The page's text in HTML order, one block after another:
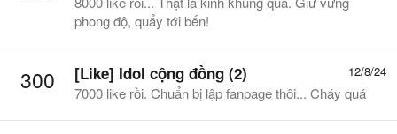
phong độ, quẩy tới bến!
300 12/8/24
[Like] Idol cộng đồng (2)
7000 like rồi. Chuẩn bị lập fanpage thôi... Cháy quá